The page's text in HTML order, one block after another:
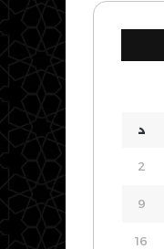
د
2
9
16